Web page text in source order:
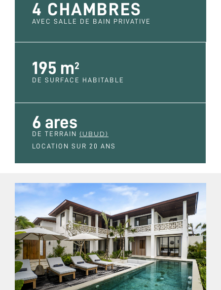
6 ares
DE TERRAIN (UBUD)
LOCATION SUR 20 ANS
195 m2
DE SURFACE HABITABLE
4 CHAMBRES
AVEC SALLE DE BAIN PRIVATIVE